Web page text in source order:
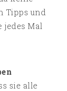
Tipps und
Mal
sie alle